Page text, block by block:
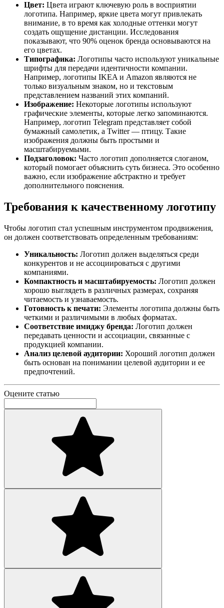
Цвет: Цвета играют ключевую роль в восприятии
логотипа. Например, яркие цвета могут привлекать
внимание, в то время как холодные оттенки могут
создать ощущение дистанции. Исследования
показывают, что 90% оценок бренда основываются на
его цветах.
Типографика: Логотипы часто используют уникальные
шрифты для передачи идентичности компании.
Например, логотипы IKEA и Amazon являются не
только визуальным знаком, но и текстовым
представлением названий этих компаний.
Изображение: Некоторые логотипы используют
графические элементы, которые легко запоминаются.
Например, логотип Telegram представляет собой
бумажный самолетик, а Twitter — птицу. Такие
изображения должны быть простыми и
масштабируемыми.
Подзаголовок: Часто логотип дополняется слоганом,
который помогает объяснить суть бизнеса. Это особенно
важно, если изображение абстрактно и требует
дополнительного пояснения.
Требования к качественному логотипу
Чтобы логотип стал успешным инструментом продвижения,
он должен соответствовать определенным требованиям:
Уникальность: Логотип должен выделяться среди
конкурентов и не ассоциироваться с другими
компаниями.
Компактность и масштабируемость: Логотип должен
хорошо выглядеть в различных размерах, сохраняя
читаемость и узнаваемость.
Готовность к печати: Элементы логотипа должны быть
четкими и различимыми в любых форматах.
Соответствие имиджу бренда: Логотип должен
передавать ценности и ассоциации, связанные с
продукцией компании.
Анализ целевой аудитории: Хороший логотип должен
быть основан на понимании целевой аудитории и ее
предпочтений.
Оцените статью